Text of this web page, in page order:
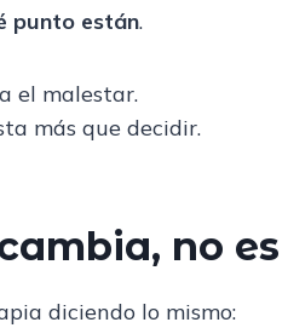
punto están.
el malestar.
más que decidir.
no
diciendo lo mismo: